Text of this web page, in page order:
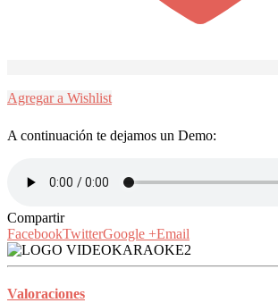
Agregar a Wishlist
A continuación te dejamos un Demo:
Compartir
FacebookTwitterGoogle +Email
Valoraciones